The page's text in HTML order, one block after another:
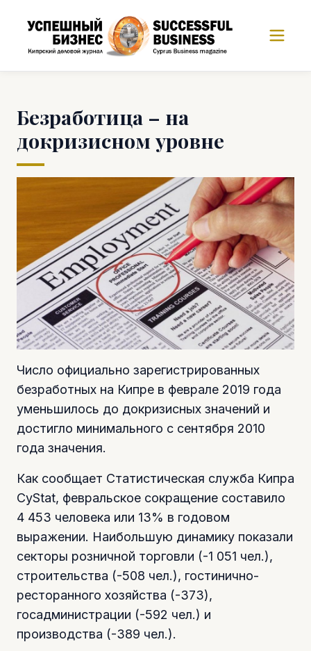
Безработица – на
докризисном уровне
Число официально зарегистрированных
безработных на Кипре в феврале 2019 года
уменьшилось до докризисных значений и
достигло минимального с сентября 2010
года значения.
Как сообщает Статистическая служба Кипра
CyStat, февральское сокращение составило
4 453 человека или 13% в годовом
выражении. Наибольшую динамику показали
секторы розничной торговли (-1 051 чел.),
строительства (-508 чел.), гостинично-
ресторанного хозяйства (-373),
госадминистрации (-592 чел.) и
производства (-389 чел.).